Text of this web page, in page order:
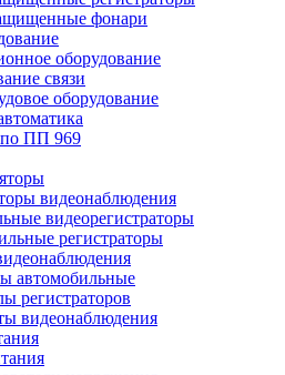
фонари
оборудование
связи
оборудование
по ПП 969
видеонаблюдения
видеорегистраторы
регистраторы
автомобильные
регистраторов
видеонаблюдения